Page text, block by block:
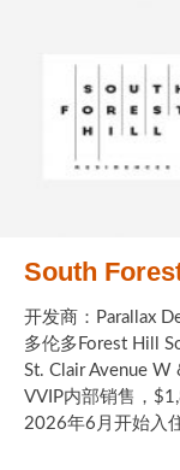
South
开发商：Parallax
多伦多Forest Hill
St. Clair Avenue W
VVIP内部销售，
2026年6月开始入